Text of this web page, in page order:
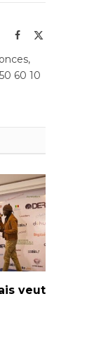
Facebook
60 10
veut